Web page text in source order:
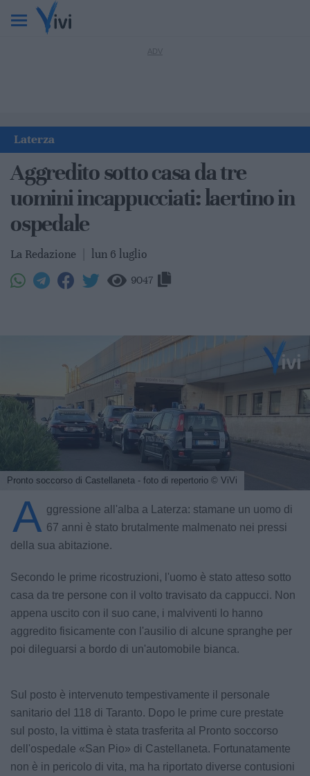
Laterza
Aggredito sotto casa da tre
uomini incappucciati: laertino in
ospedale
La Redazione lun 6 luglio
9047
Pronto soccorso di Castellaneta - foto di repertorio © ViVi
A ggressione all'alba a Laterza: stamane un uomo di
67 anni è stato brutalmente malmenato nei pressi
della sua abitazione.
Secondo le prime ricostruzioni, l'uomo è stato atteso sotto
casa da tre persone con il volto travisato da cappucci. Non
appena uscito con il suo cane, i malviventi lo hanno
aggredito fisicamente con l'ausilio di alcune spranghe per
poi dileguarsi a bordo di un'automobile bianca.
Sul posto è intervenuto tempestivamente il personale
sanitario del 118 di Taranto. Dopo le prime cure prestate
sul posto, la vittima è stata trasferita al Pronto soccorso
dell'ospedale «San Pio» di Castellaneta. Fortunatamente
non è in pericolo di vita, ma ha riportato diverse contusioni